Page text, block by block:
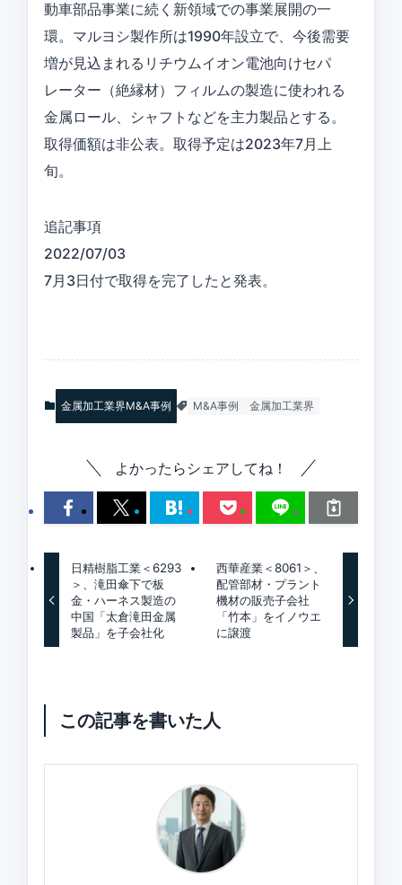
動車部品事業に続く新領域での事業展開の一
環。マルヨシ製作所は1990年設立で、今後需要
増が見込まれるリチウムイオン電池向けセパ
レーター（絶縁材）フィルムの製造に使われる
金属ロール、シャフトなどを主力製品とする。
取得価額は非公表。取得予定は2023年7月上
旬。
追記事項
2022/07/03
7月3日付で取得を完了したと発表。
金属加工業界M&A事例 M&A事例 金属加工業界
よかったらシェアしてね！
日精樹脂工業＜6293
＞、滝田傘下で板
金・ハーネス製造の
中国「太倉滝田金属
製品」を子会社化
西華産業＜8061＞、
配管部材・プラント
機材の販売子会社
「竹本」をイノウエ
に譲渡
この記事を書いた人